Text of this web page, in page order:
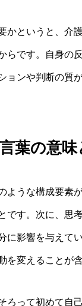
かというと、介
らです。自身の
ョンや判断の質
葉の意
ような構成要素
です。次に、思
に影響を与えて
を変えることが
ろって初めて自